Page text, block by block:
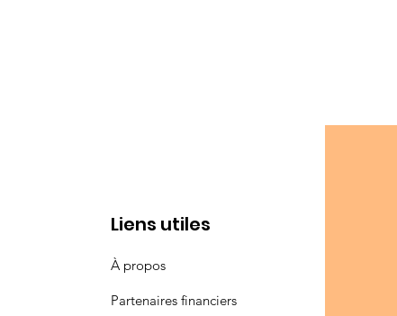
Liens utiles
À propos
Partenaires financiers